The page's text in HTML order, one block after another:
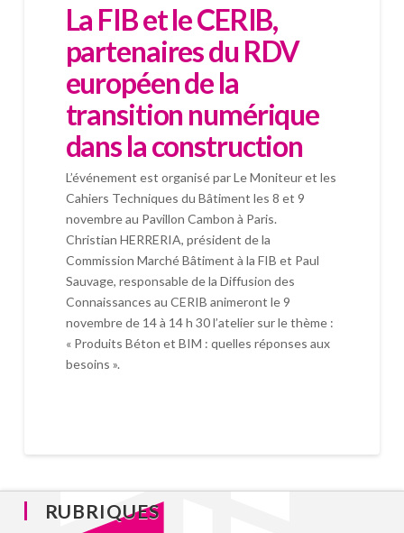
La FIB et le CERIB,
partenaires du RDV
européen de la
transition numérique
dans la construction
L’événement est organisé par Le Moniteur et les
Cahiers Techniques du Bâtiment les 8 et 9
novembre au Pavillon Cambon à Paris.
Christian HERRERIA, président de la
Commission Marché Bâtiment à la FIB et Paul
Sauvage, responsable de la Diffusion des
Connaissances au CERIB animeront le 9
novembre de 14 à 14 h 30 l’atelier sur le thème :
« Produits Béton et BIM : quelles réponses aux
besoins ».
RUBRIQUES